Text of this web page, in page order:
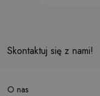
Skontaktuj się z nami!
O nas